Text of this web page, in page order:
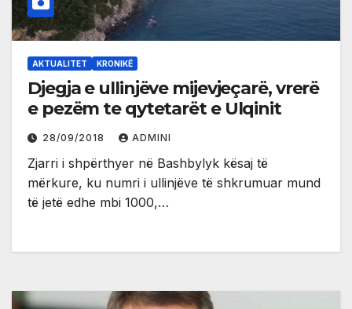
AKTUALITET KRONIKË
Djegja e ullinjëve mijevjeçarë, vrerë
e pezëm te qytetarët e Ulqinit
28/09/2018 ADMINI
Zjarri i shpërthyer në Bashbylyk kësaj të
mërkure, ku numri i ullinjëve të shkrumuar mund
të jetë edhe mbi 1000,…